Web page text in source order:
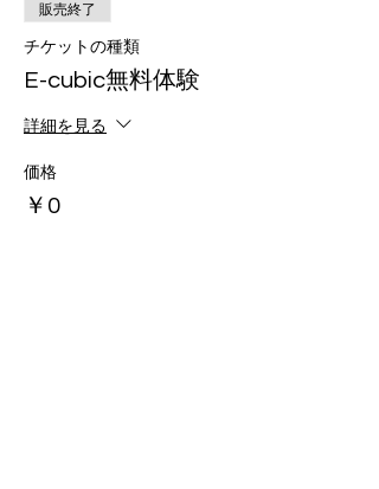
販売終了
チケットの種類
E-cubic無料体験
詳細を見る
価格
￥0